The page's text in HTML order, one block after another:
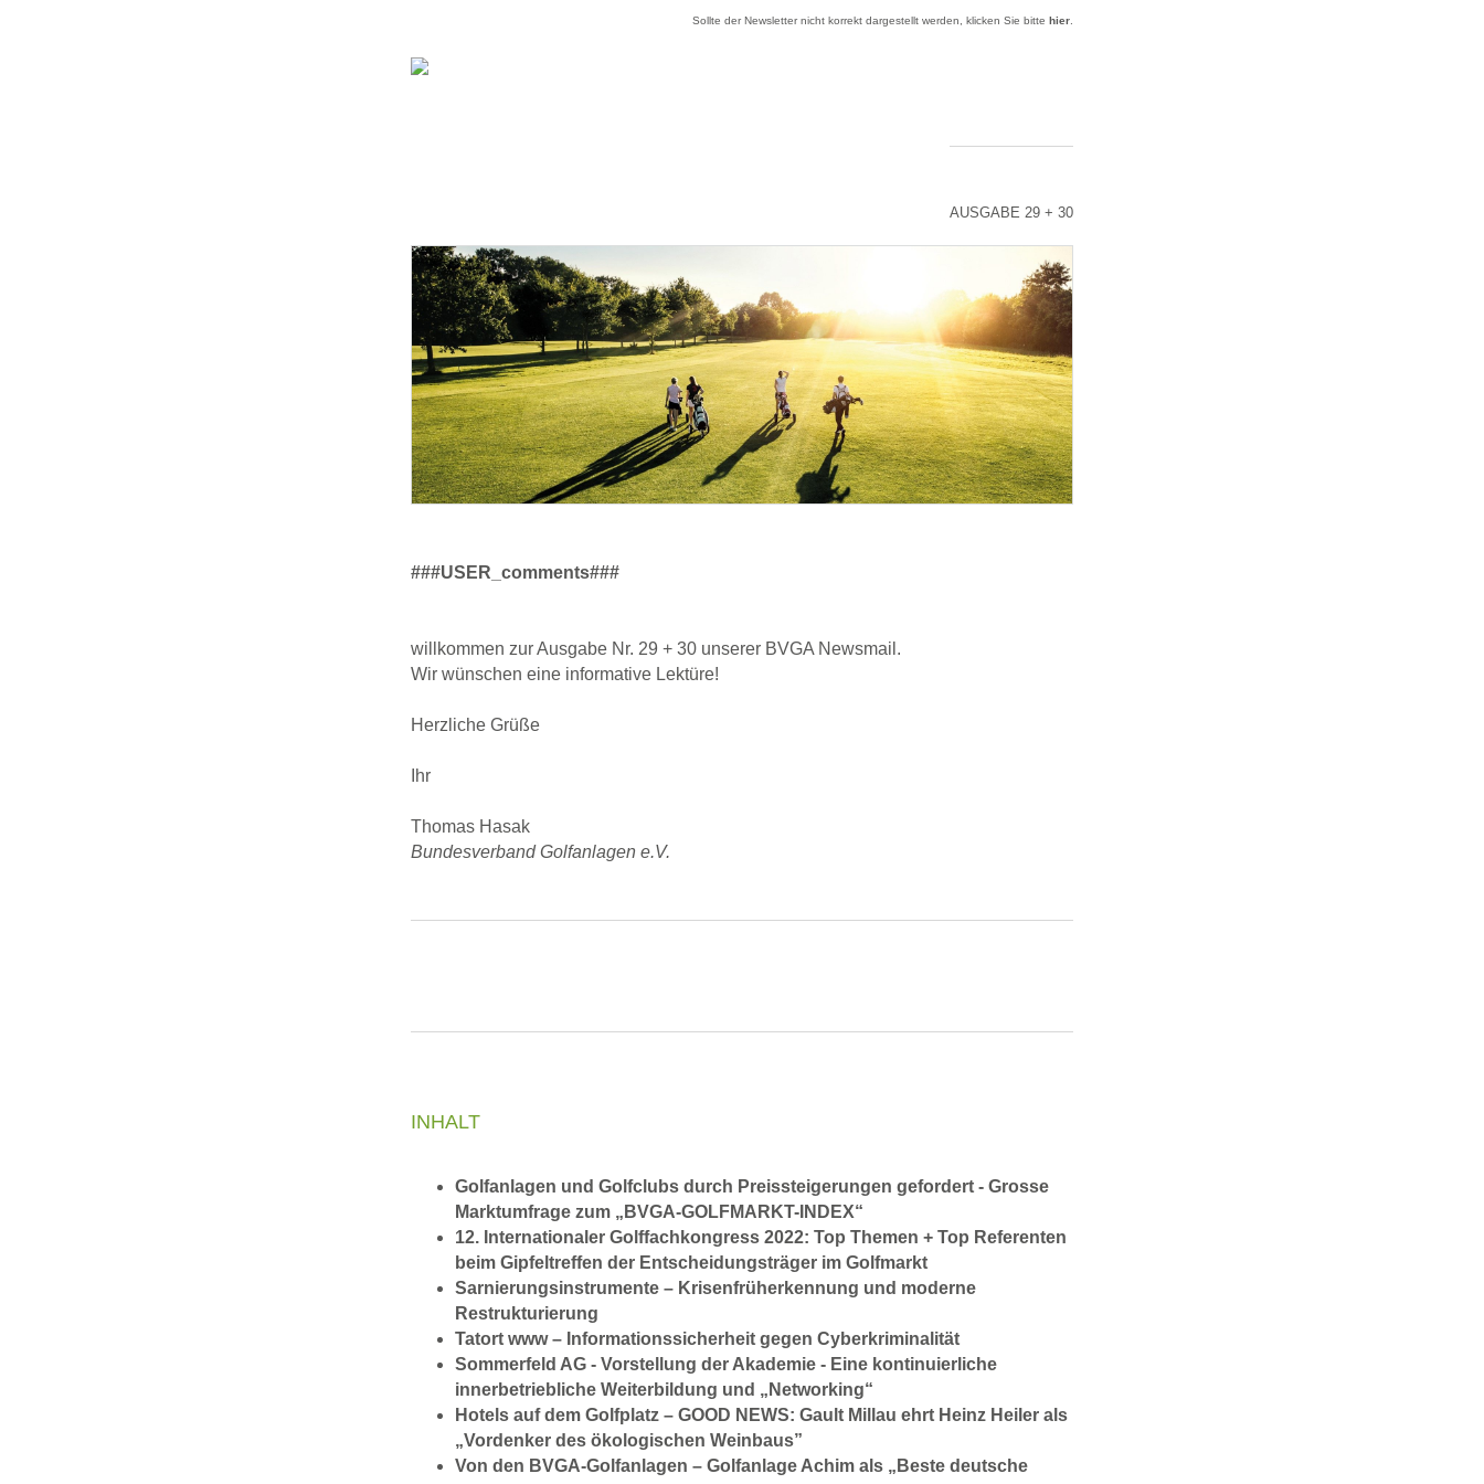
Sollte der Newsletter nicht korrekt dargestellt werden, klicken Sie bitte hier
AUSGABE 29 + 30
###USER_comments###
willkommen zur Ausgabe Nr. 29 + 30 unserer BVGA Newsmail.
Wir wünschen eine informative Lektüre!
Herzliche Grüße
Ihr
Thomas Hasak
Bundesverband Golfanlagen e.V.
INHALT
Golfanlagen und Golfclubs durch Preissteigerungen gefordert - Grosse
Marktumfrage zum „BVGA-GOLFMARKT-INDEX“
12. Internationaler Golffachkongress 2022: Top Themen + Top Referenten
beim Gipfeltreffen der Entscheidungsträger im Golfmarkt
Sarnierungsinstrumente – Krisenfrüherkennung und moderne
Restrukturierung
Tatort www – Informationssicherheit gegen Cyberkriminalität
Sommerfeld AG - Vorstellung der Akademie - Eine kontinuierliche
innerbetriebliche Weiterbildung und „Networking“
Hotels auf dem Golfplatz – GOOD NEWS: Gault Millau ehrt Heinz Heiler als
„Vordenker des ökologischen Weinbaus”
Von den BVGA-Golfanlagen – Golfanlage Achim als „Beste deutsche